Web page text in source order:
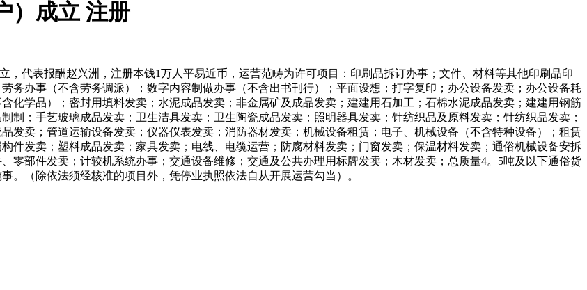
）成立 注册
代表报酬赵兴洲，注册本钱1万人平易近币，运营范畴为许可项目：印刷品拆订办事；文件、材料等其他印刷品印
务办事（不含劳务调派）；数字内容制做办事（不含出书刊行）；平面设想；打字复印；办公设备发卖；办公设备耗
化学品）；密封用填料发卖；水泥成品发卖；非金属矿及成品发卖；建建用石加工；石棉水泥成品发卖；建建用钢筋
制；手艺玻璃成品发卖；卫生洁具发卖；卫生陶瓷成品发卖；照明器具发卖；针纺织品及原料发卖；针纺织品发卖；
发卖；管道运输设备发卖；仪器仪表发卖；消防器材发卖；机械设备租赁；电子、机械设备（不含特种设备）；租赁
件发卖；塑料成品发卖；家具发卖；电线、电缆运营；防腐材料发卖；门窗发卖；保温材料发卖；通俗机械设备安拆
零部件发卖；计较机系统办事；交通设备维修；交通及公共办理用标牌发卖；木材发卖；总质量4。5吨及以下通俗货
（除依法须经核准的项目外，凭停业执照依法自从开展运营勾当）。